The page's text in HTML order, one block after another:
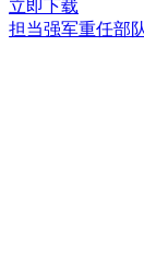
立即下载
担当强军重任部